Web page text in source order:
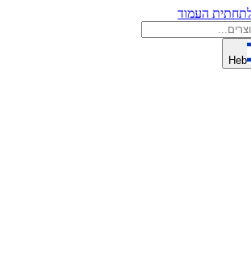
העמוד
Heb